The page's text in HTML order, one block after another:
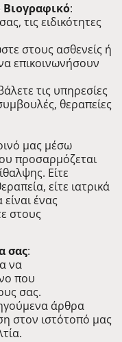
Βιογραφικό:
τις ειδικότητες
στους ασθενείς ή
επικοινωνήσουν
τις υπηρεσίες
θεραπείες
μας μέσω
προσαρμόζεται
Είτε
είτε ιατρικά
ένας
στους
σας:
να
που
σας.
άρθρα
στον ιστότοπό μας